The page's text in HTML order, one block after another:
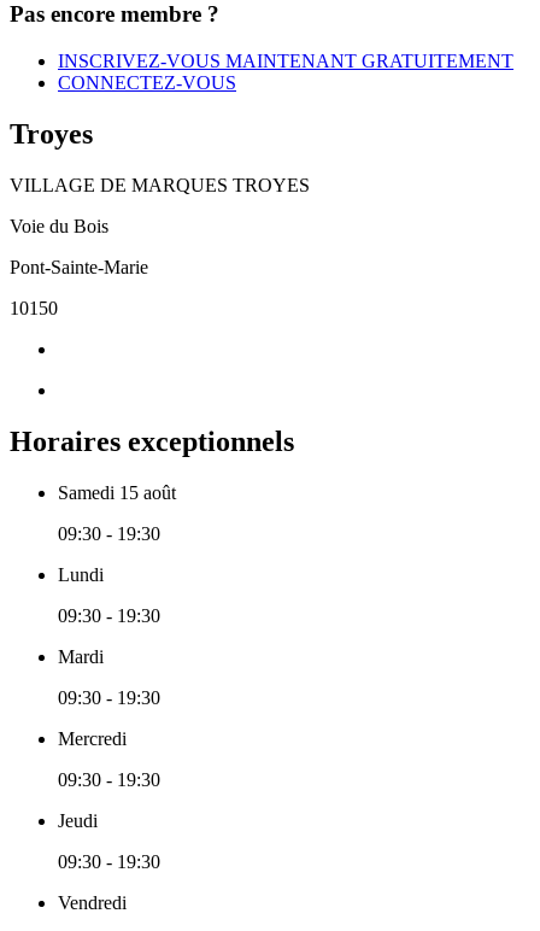
Pas encore membre ?
INSCRIVEZ-VOUS MAINTENANT GRATUITEMENT
CONNECTEZ-VOUS
Troyes
VILLAGE DE MARQUES TROYES
Voie du Bois
Pont-Sainte-Marie
10150
Horaires exceptionnels
Samedi 15 août
09:30 - 19:30
Lundi
09:30 - 19:30
Mardi
09:30 - 19:30
Mercredi
09:30 - 19:30
Jeudi
09:30 - 19:30
Vendredi